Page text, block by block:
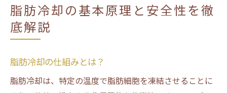
脂肪冷却がなぜ肌に優しいのか
美容業界で注目の脂肪冷却その安全性の実態
美容サロンでの脂肪冷却の安全基準
脂肪冷却関連の最新安全ガイドライン
脂肪冷却の基本原理と安全性を徹
底解説
脂肪冷却の仕組みとは？
脂肪冷却は、特定の温度で脂肪細胞を凍結させることに